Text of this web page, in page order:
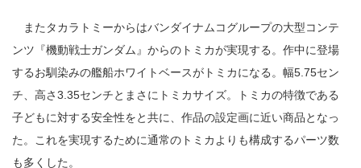
またタカラトミーからはバンダイナムコグループの大型コンテ
ンツ『機動戦士ガンダム』からのトミカが実現する。作中に登場
するお馴染みの艦船ホワイトベースがトミカになる。幅5.75セン
チ、高さ3.35センチとまさにトミカサイズ。トミカの特徴である
子どもに対する安全性をと共に、作品の設定画に近い商品となっ
た。これを実現するために通常のトミカよりも構成するパーツ数
も多くした。